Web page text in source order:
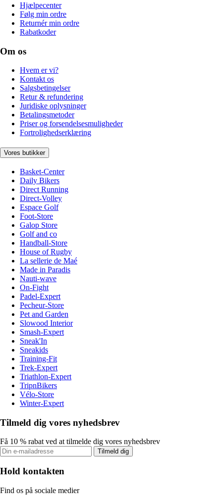
Hjælpecenter
Følg min ordre
Returnér min ordre
Rabatkoder
Om os
Hvem er vi?
Kontakt os
Salgsbetingelser
Retur & refundering
Juridiske oplysninger
Betalingsmetoder
Priser og forsendelsesmuligheder
Fortrolighedserklæring
Vores butikker
Basket-Center
Daily Bikers
Direct Running
Direct-Volley
Espace Golf
Foot-Store
Galop Store
Golf and co
Handball-Store
House of Rugby
La sellerie de Maé
Made in Paradis
Nauti-wave
On-Fight
Padel-Expert
Pecheur-Store
Pet and Garden
Slowood Interior
Smash-Expert
Sneak'In
Sneakids
Training-Fit
Trek-Expert
Triathlon-Expert
TripnBikers
Vélo-Store
Winter-Expert
Tilmeld dig vores nyhedsbrev
Få 10 % rabat ved at tilmelde dig vores nyhedsbrev
Tilmeld dig
Hold kontakten
Find os på sociale medier